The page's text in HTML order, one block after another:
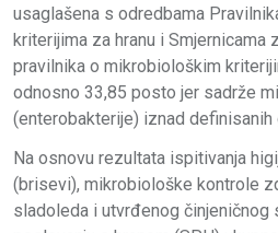
usaglašena s odredbama
kriterijima za hranu i Smjernicama
pravilnika o mikrobiološkim
odnosno 33,85 posto jer sadrže
(enterobakterije) iznad definisanih
Na osnovu rezultata ispitivanja
(brisevi), mikrobiološke kontrole
sladoleda i utvrđenog činjeničnog